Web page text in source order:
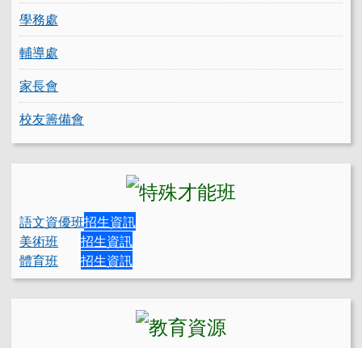
學務處
輔導處
家長會
校友籌備會
語文資優班招生資訊
美術班
招生資訊
體育班
招生資訊